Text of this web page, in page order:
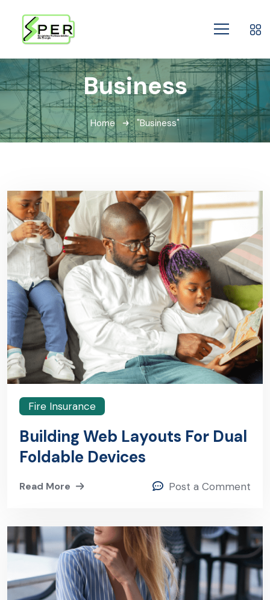
Business
Home "Business"
Fire Insurance
Building Web Layouts For Dual
Foldable Devices
Read More Post a Comment